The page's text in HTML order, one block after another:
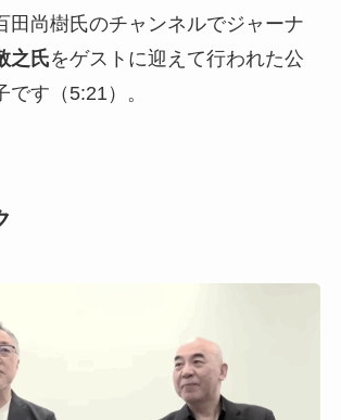
田尚樹氏のチャンネルでジャーナ
之氏をゲストに迎えて行われた公
す（5:21）。